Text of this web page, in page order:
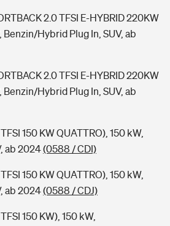
2.0 TFSI E-HYBRID 220KW
Benzin/Hybrid Plug In, SUV, ab
2.0 TFSI E-HYBRID 220KW
Benzin/Hybrid Plug In, SUV, ab
150 KW QUATTRO), 150 kW,
ab 2024(0588 / CDI)
150 KW QUATTRO), 150 kW,
ab 2024(0588 / CDJ)
150 KW), 150 kW,